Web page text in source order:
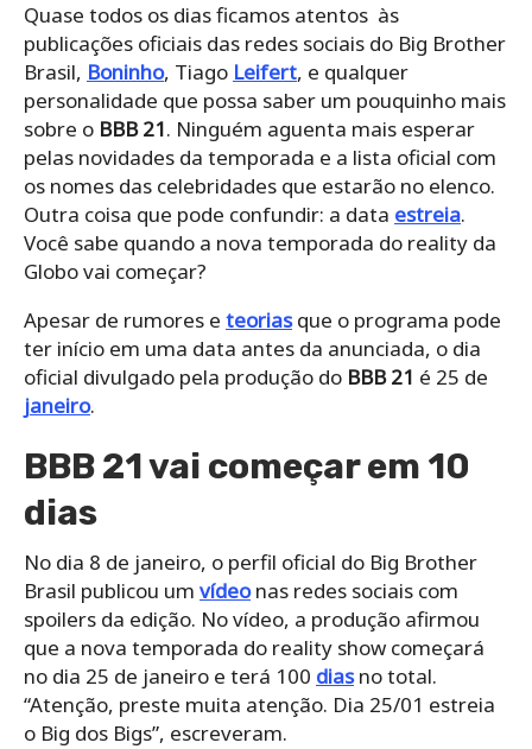
Quase todos os dias ficamos atentos às
publicações oficiais das redes sociais do Big Brother
Brasil, Boninho, Tiago Leifert, e qualquer
personalidade que possa saber um pouquinho mais
sobre o BBB 21. Ninguém aguenta mais esperar
pelas novidades da temporada e a lista oficial com
os nomes das celebridades que estarão no elenco.
Outra coisa que pode confundir: a data estreia.
Você sabe quando a nova temporada do reality da
Globo vai começar?
Apesar de rumores e teoriasque o programa pode
ter início em uma data antes da anunciada, o dia
oficial divulgado pela produção do BBB 21 é 25 de
janeiro.
BBB 21 vai começar em 10
dias
No dia 8 de janeiro, o perfil oficial do Big Brother
Brasil publicou um vídeonas redes sociais com
spoilers da edição. No vídeo, a produção afirmou
que a nova temporada do reality show começará
no dia 25 de janeiro e terá 100 diasno total.
“Atenção, preste muita atenção. Dia 25/01 estreia
o Big dos Bigs”, escreveram.